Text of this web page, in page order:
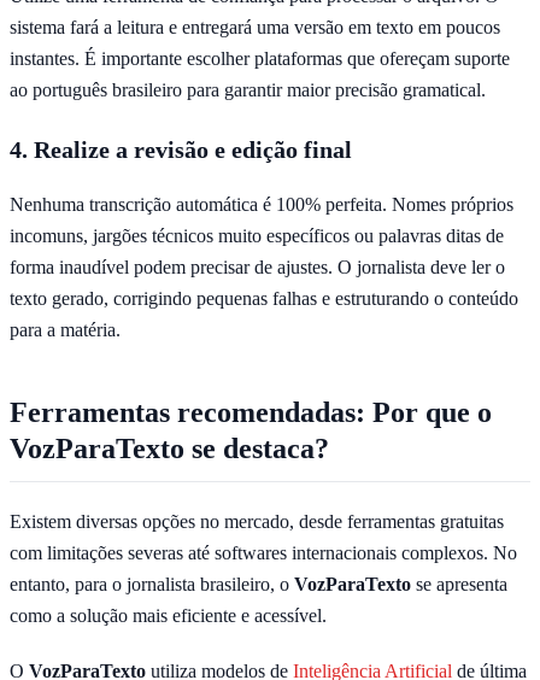
sistema fará a leitura e entregará uma versão em texto em poucos
instantes. É importante escolher plataformas que ofereçam suporte
ao português brasileiro para garantir maior precisão gramatical.
4. Realize a revisão e edição final
Nenhuma transcrição automática é 100% perfeita. Nomes próprios
incomuns, jargões técnicos muito específicos ou palavras ditas de
forma inaudível podem precisar de ajustes. O jornalista deve ler o
texto gerado, corrigindo pequenas falhas e estruturando o conteúdo
para a matéria.
Ferramentas recomendadas: Por que o
VozParaTexto se destaca?
Existem diversas opções no mercado, desde ferramentas gratuitas
com limitações severas até softwares internacionais complexos. No
entanto, para o jornalista brasileiro, o VozParaTexto se apresenta
como a solução mais eficiente e acessível.
O VozParaTexto utiliza modelos de Inteligência Artificial de última